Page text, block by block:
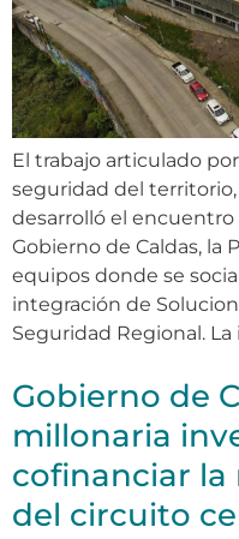
El trabajo articulado
seguridad del
desarrolló el
Gobierno de Caldas, la
equipos donde se
integración de
Seguridad Regional.
Gobierno de
millonaria
cofinanciar
del circuito